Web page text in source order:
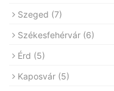
Szeged (7)
Székesfehérvár (6)
Érd (5)
Kaposvár (5)